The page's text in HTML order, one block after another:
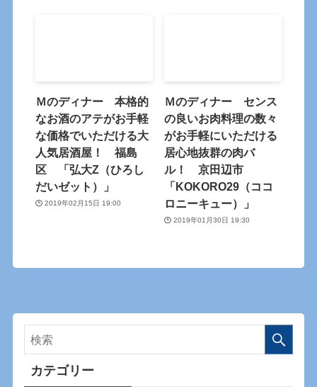
Ｍのディナー 本格的
なお酒のアテがお手軽
な価格でいただける大
人気居酒屋！ 福島
区 「弘大Z（ひろし
だいゼット）」
2019年02月15日 19:00
Ｍのディナー センス
の良いお肉料理の数々
がお手軽にいただける
居心地抜群の肉バ
ル！ 京田辺市
「KOKORO29（ココ
ロニーキュー）」
2019年01月30日 19:30
カテゴリー